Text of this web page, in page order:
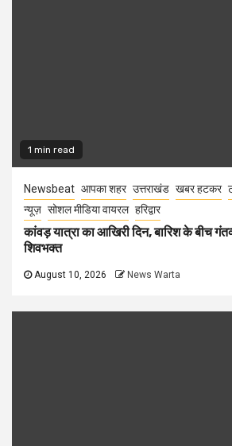
1 min read
Newsbeat आपका शहर उत्तराखंड खबर हटकर
न्यूज़ सोशल मीडिया वायरल हरिद्वार
कांवड़ यात्रा का आखिरी दिन, बारिश के बीच
शिवभक्त
August 10, 2026 News Warta